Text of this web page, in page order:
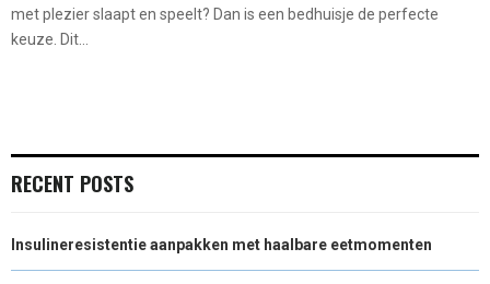
met plezier slaapt en speelt? Dan is een bedhuisje de perfecte
keuze. Dit...
RECENT POSTS
Insulineresistentie aanpakken met haalbare eetmomenten